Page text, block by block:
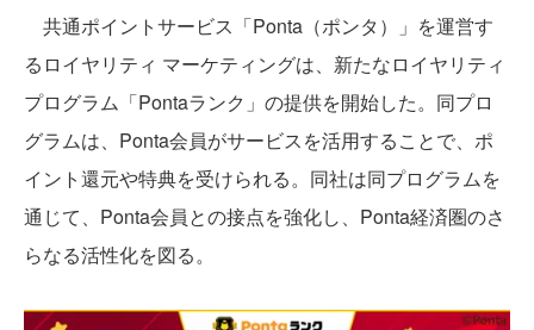
共通ポイントサービス「Ponta（ポンタ）」を運営す
るロイヤリティ マーケティングは、新たなロイヤリティ
プログラム「Pontaランク」の提供を開始した。同プロ
グラムは、Ponta会員がサービスを活用することで、ポ
イント還元や特典を受けられる。同社は同プログラムを
通じて、Ponta会員との接点を強化し、Ponta経済圏のさ
らなる活性化を図る。